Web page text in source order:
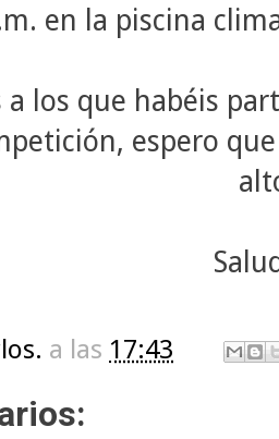
en la piscina
a los que habéis
espero
a las 17:43